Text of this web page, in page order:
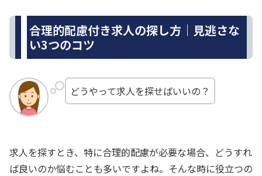
合理的配慮付き求人の探し方｜見逃さな
い3つのコツ
どうやって求人を探せばいいの？
求人を探すとき、特に合理的配慮が必要な場合、どうすれ
ば良いのか悩むことも多いですよね。そんな時に役立つの